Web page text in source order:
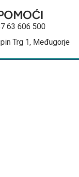
63 606 500
Trg 1, Međugorje